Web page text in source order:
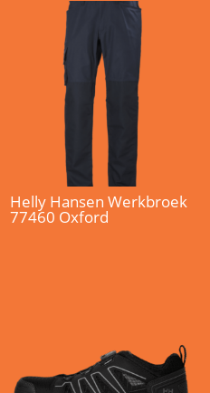
Helly Hansen Werkbroek
77460 Oxford